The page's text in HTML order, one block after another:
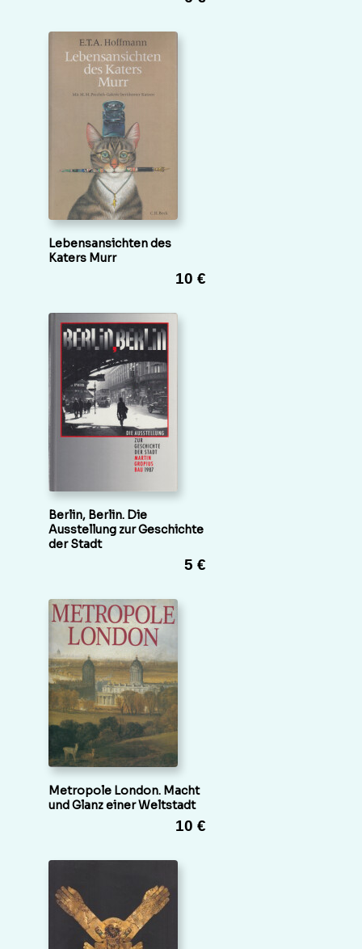
Lebensansichten des
Katers Murr
10 €
Berlin, Berlin. Die
Ausstellung zur Geschichte
der Stadt
5 €
Metropole London. Macht
und Glanz einer Weltstadt
10 €